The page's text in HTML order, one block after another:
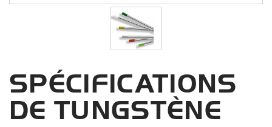
SPÉCIFICATIONS
DE TUNGSTÈNE